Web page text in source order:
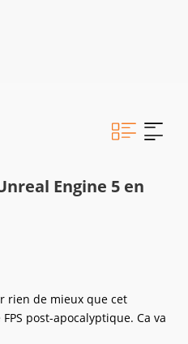
Engine 5 en
rien de mieux que cet
post-apocalyptique. Ca va